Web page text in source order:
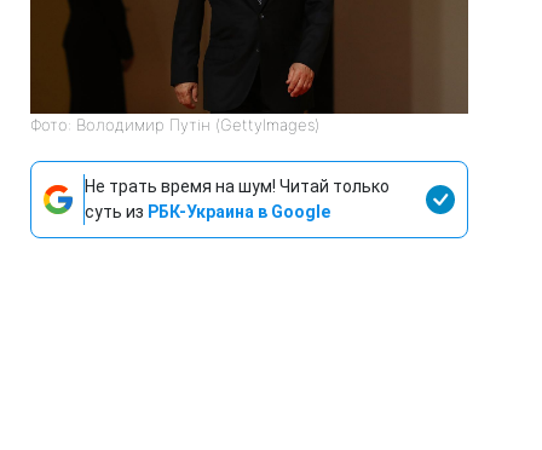
Фото: Володимир Путін (GettyImages)
Не трать время на шум! Читай только
суть из РБК-Украина в Google